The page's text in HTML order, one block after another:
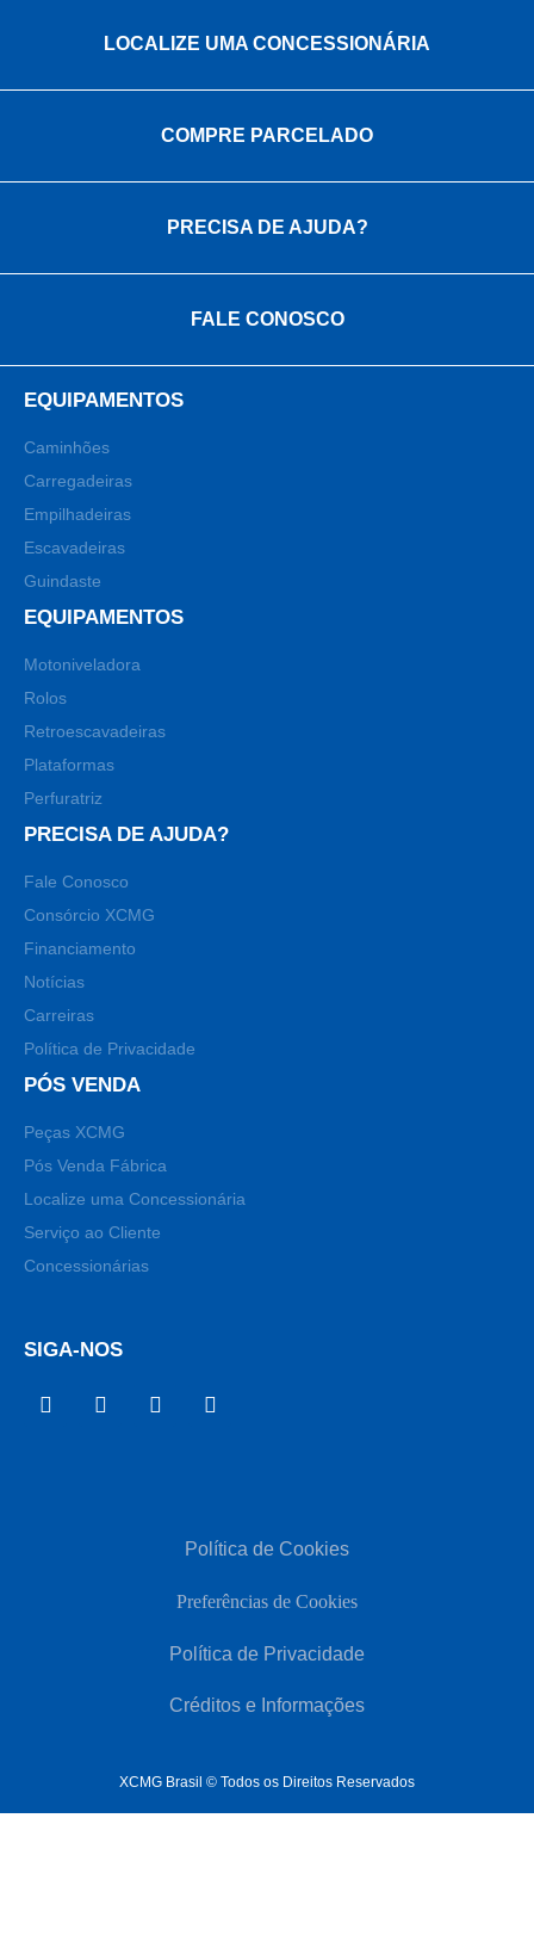
LOCALIZE UMA CONCESSIONÁRIA
COMPRE PARCELADO
PRECISA DE AJUDA?
FALE CONOSCO
EQUIPAMENTOS
Caminhões
Carregadeiras
Empilhadeiras
Escavadeiras
Guindaste
EQUIPAMENTOS
Motoniveladora
Rolos
Retroescavadeiras
Plataformas
Perfuratriz
PRECISA DE AJUDA?
Fale Conosco
Consórcio XCMG
Financiamento
Notícias
Carreiras
Política de Privacidade
PÓS VENDA
Peças XCMG
Pós Venda Fábrica
Localize uma Concessionária
Serviço ao Cliente
Concessionárias
SIGA-NOS
Política de Cookies
Preferências de Cookies
Política de Privacidade
Créditos e Informações
XCMG Brasil © Todos os Direitos Reservados